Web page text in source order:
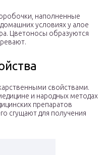
наполненные
условиях у алое
Цветоносы образуются
свойствами.
и народных методах
препаратов
сгущают для получения